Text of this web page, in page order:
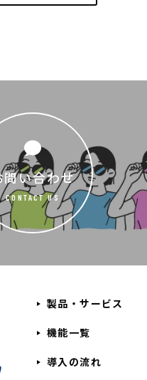
問い合わせ
CONTACT US
製品・サービス
機能一覧
導入の流れ